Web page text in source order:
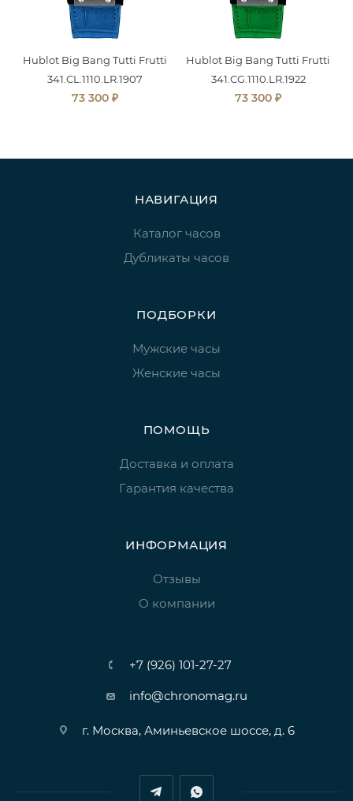
Hublot Big Bang Tutti Frutti
341.CL.1110.LR.1907
73 300 ₽
Hublot Big Bang Tutti Frutti
341.CG.1110.LR.1922
73 300 ₽
НАВИГАЦИЯ
Каталог часов
Дубликаты часов
ПОДБОРКИ
Мужские часы
Женские часы
ПОМОЩЬ
Доставка и оплата
Гарантия качества
ИНФОРМАЦИЯ
Отзывы
О компании
+7 (926) 101-27-27
info@chronomag.ru
г. Москва, Аминьевское шоссе, д. 6